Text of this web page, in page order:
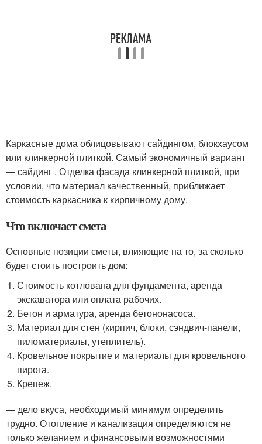
Каркасные дома облицовывают сайдингом, блокхаусом
или клинкерной плиткой. Самый экономичный вариант
— сайдинг . Отделка фасада клинкерной плиткой, при
условии, что материал качественный, приближает
стоимость каркасника к кирпичному дому.
Что включает смета
Основные позиции сметы, влияющие на то, за сколько
будет стоить построить дом:
Стоимость котлована для фундамента, аренда
экскаватора или оплата рабочих.
Бетон и арматура, аренда бетононасоса.
Материал для стен (кирпич, блоки, сэндвич-панели,
пиломатериалы, утеплитель).
Кровельное покрытие и материалы для кровельного
пирога.
Крепеж.
— дело вкуса, необходимый минимум определить
трудно. Отопление и канализация определяются не
только желанием и финансовыми возможностями